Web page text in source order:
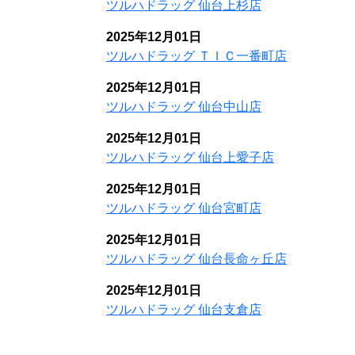
ツルハドラッグ 仙台上杉店
2025年12月01日
ツルハドラッグ ＴＩＣ一番町店
2025年12月01日
ツルハドラッグ 仙台中山店
2025年12月01日
ツルハドラッグ 仙台上愛子店
2025年12月01日
ツルハドラッグ 仙台宮町店
2025年12月01日
ツルハドラッグ 仙台長命ヶ丘店
2025年12月01日
ツルハドラッグ 仙台支倉店